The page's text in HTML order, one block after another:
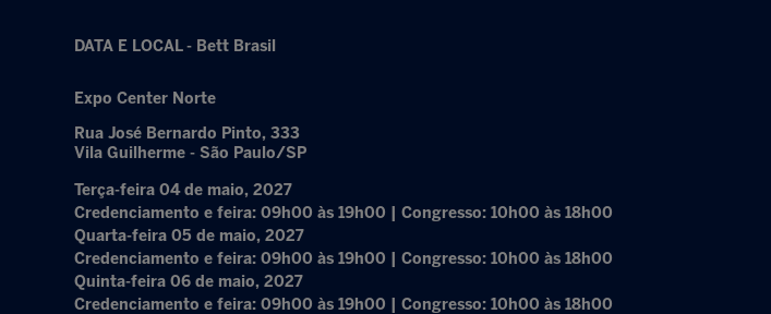
DATA E LOCAL - Bett Brasil
Expo Center Norte
Rua José Bernardo Pinto, 333
Vila Guilherme - São Paulo/SP
Terça-feira 04 de maio, 2027
Credenciamento e feira: 09h00 às 19h00 | Congresso: 10h00 às 18h00
Quarta-feira 05 de maio, 2027
Credenciamento e feira: 09h00 às 19h00 | Congresso: 10h00 às 18h00
Quinta-feira 06 de maio, 2027
Credenciamento e feira: 09h00 às 19h00 | Congresso: 10h00 às 18h00